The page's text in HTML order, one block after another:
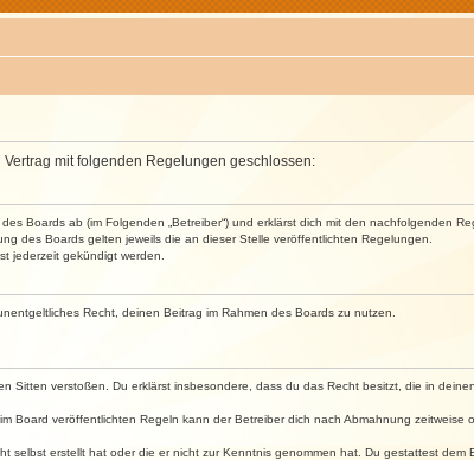
Vertrag mit folgenden Regelungen geschlossen:
Boards ab (im Folgenden „Betreiber“) und erklärst dich mit den nachfolgenden
des Boards gelten jeweils die an dieser Stelle veröffentlichten Regelungen.
jederzeit gekündigt werden.
Recht, deinen Beitrag im Rahmen des Boards zu nutzen.
verstoßen. Du erklärst insbesondere, dass du das Recht besitzt, die in
veröffentlichten Regeln kann der Betreiber dich nach Abmahnung zeitweise
erstellt hat oder die er nicht zur Kenntnis genommen hat. Du gestattest dem